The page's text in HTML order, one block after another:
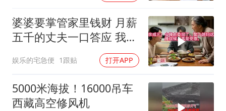
婆婆要掌管家里钱财 月薪
五千的丈夫一口答应 我拒
娱乐的宅急便 1跟贴 打开APP
5000米海拔！16000吊车
西藏高空修风机